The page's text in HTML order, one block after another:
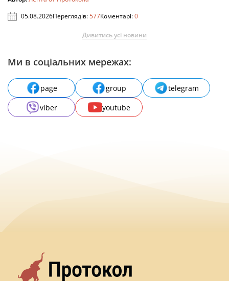
05.08.2026Переглядів:577Коментарі:0
Дивитись усі новини
Ми в соціальних мережах:
page group
telegram
viber
youtube